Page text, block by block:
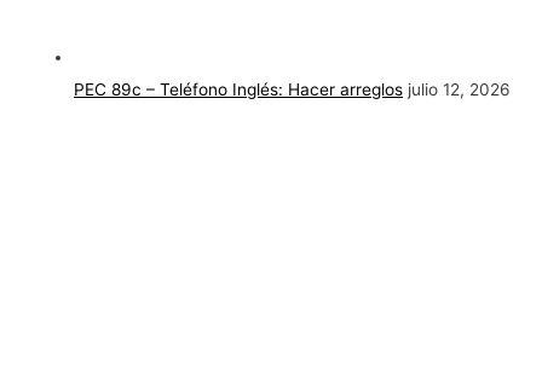
PEC 89c – Teléfono Inglés: Hacer arreglos julio 12, 2026